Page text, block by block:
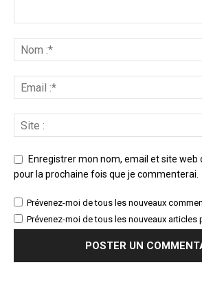
Enregistrer mon nom, email et site web
pour la prochaine fois que je commenterai.
Prévenez-moi de tous les nouveaux
Prévenez-moi de tous les nouveaux articles